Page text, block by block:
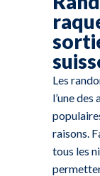
Les
l’une
raisons.
tous les